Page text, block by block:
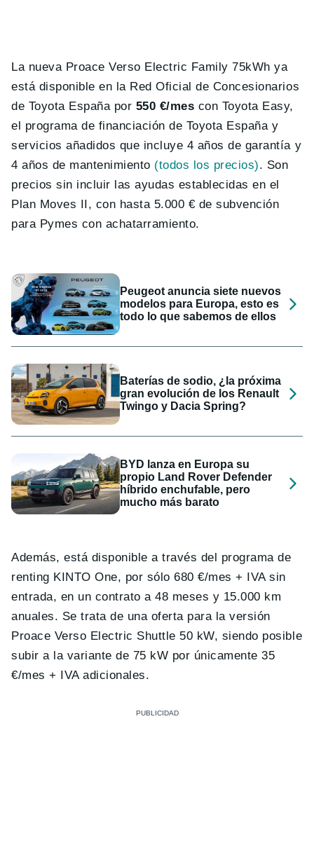
La nueva Proace Verso Electric Family 75kWh ya
está disponible en la Red Oficial de Concesionarios
de Toyota España por 550 €/mes con Toyota Easy,
el programa de financiación de Toyota España y
servicios añadidos que incluye 4 años de garantía y
4 años de mantenimiento (todos los precios). Son
precios sin incluir las ayudas establecidas en el
Plan Moves II, con hasta 5.000 € de subvención
para Pymes con achatarramiento.
Peugeot anuncia siete nuevos
modelos para Europa, esto es
todo lo que sabemos de ellos
Baterías de sodio, ¿la próxima
gran evolución de los Renault
Twingo y Dacia Spring?
BYD lanza en Europa su
propio Land Rover Defender
híbrido enchufable, pero
mucho más barato
Además, está disponible a través del programa de
renting KINTO One, por sólo 680 €/mes + IVA sin
entrada, en un contrato a 48 meses y 15.000 km
anuales. Se trata de una oferta para la versión
Proace Verso Electric Shuttle 50 kW, siendo posible
subir a la variante de 75 kW por únicamente 35
€/mes + IVA adicionales.